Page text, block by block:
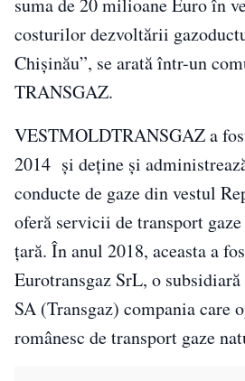
costurilor dezvoltării
Chișinău”, se arată într-un
TRANSGAZ.
VESTMOLDTRANSGAZ a
2014 și deține și
conducte de gaze din vestul
oferă servicii de transport
țară. În anul 2018, aceasta a
Eurotransgaz SrL, o
SA (Transgaz) compania care
românesc de transport gaze